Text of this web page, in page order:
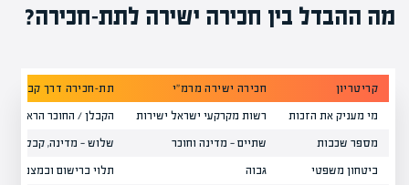
מה ההבדל בין חכירה ישירה לתת-חכירה?
קריטריון חכירה ישירה מרמ"י תת-חכירה דרך קבלן
מי מעניק את הזכות רשות מקרקעי ישראל ישירות הקבלן / החוכר הראשי
מספר שכבות שתיים — מדינה וחוכר שלוש — מדינה, קבלן,
ביטחון משפטי גבוה תלוי ברישום ובמצב